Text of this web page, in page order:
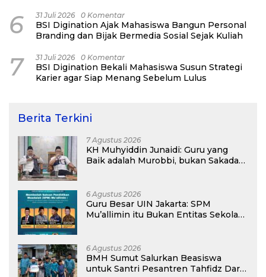
6 31 Juli 2026 0 Komentar
BSI Digination Ajak Mahasiswa Bangun Personal
Branding dan Bijak Bermedia Sosial Sejak Kuliah
7 31 Juli 2026 0 Komentar
BSI Digination Bekali Mahasiswa Susun Strategi
Karier agar Siap Menang Sebelum Lulus
Berita Terkini
7 Agustus 2026
KH Muhyiddin Junaidi: Guru yang
Baik adalah Murobbi, bukan Sakadar
6 Agustus 2026
Guru Besar UIN Jakarta: SPM
Mu’allimin itu Bukan Entitas Sekolah
6 Agustus 2026
BMH Sumut Salurkan Beasiswa
untuk Santri Pesantren Tahfidz Darul